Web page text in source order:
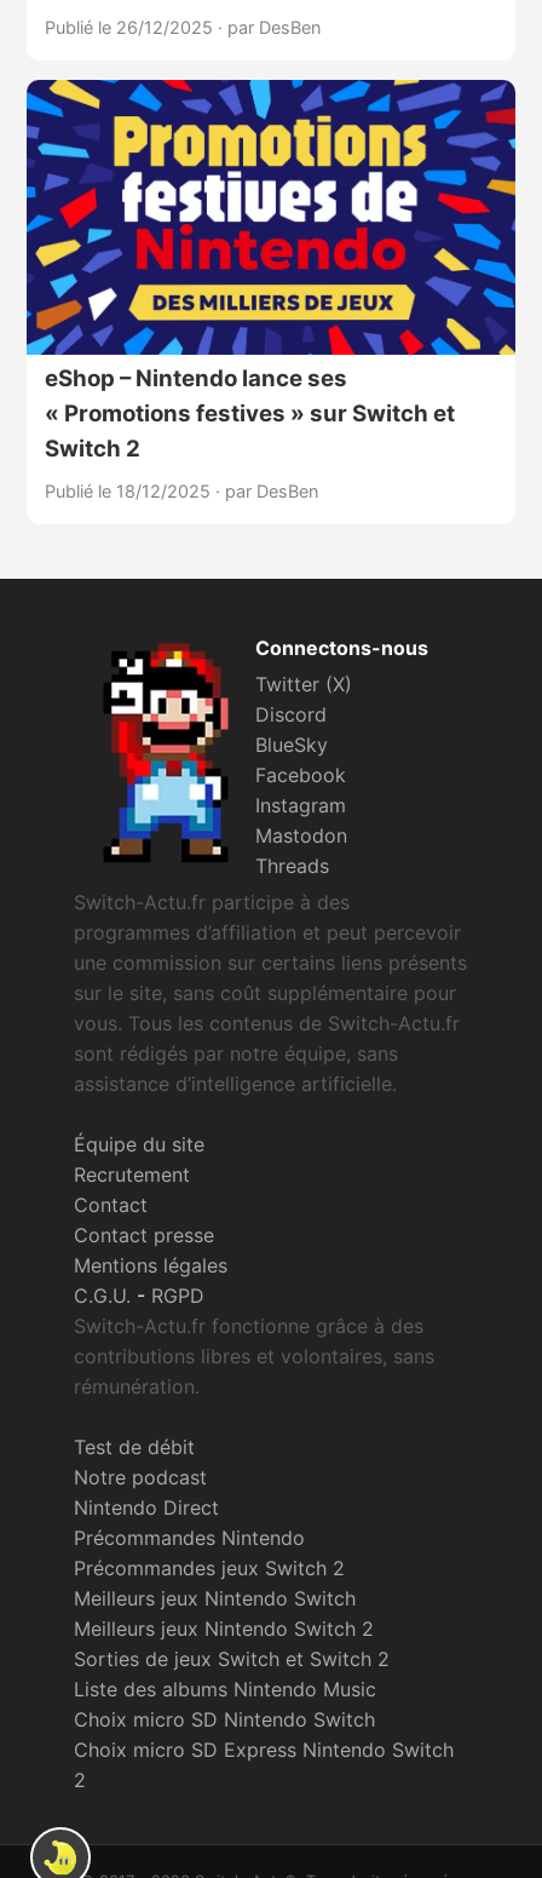
Publié le 26/12/2025 · par DesBen
eShop – Nintendo lance ses
« Promotions festives » sur Switch et
Switch 2
Publié le 18/12/2025 · par DesBen
Connectons-nous
Twitter (X)
Discord
BlueSky
Facebook
Instagram
Mastodon
Threads
Switch-Actu.fr participe à des
programmes d’affiliation et peut percevoir
une commission sur certains liens présents
sur le site, sans coût supplémentaire pour
vous. Tous les contenus de Switch-Actu.fr
sont rédigés par notre équipe, sans
assistance d’intelligence artificielle.
Équipe du site
Recrutement
Contact
Contact presse
Mentions légales
C.G.U. - RGPD
Switch-Actu.fr fonctionne grâce à des
contributions libres et volontaires, sans
rémunération.
Test de débit
Notre podcast
Nintendo Direct
Précommandes Nintendo
Précommandes jeux Switch 2
Meilleurs jeux Nintendo Switch
Meilleurs jeux Nintendo Switch 2
Sorties de jeux Switch et Switch 2
Liste des albums Nintendo Music
Choix micro SD Nintendo Switch
Choix micro SD Express Nintendo Switch
2